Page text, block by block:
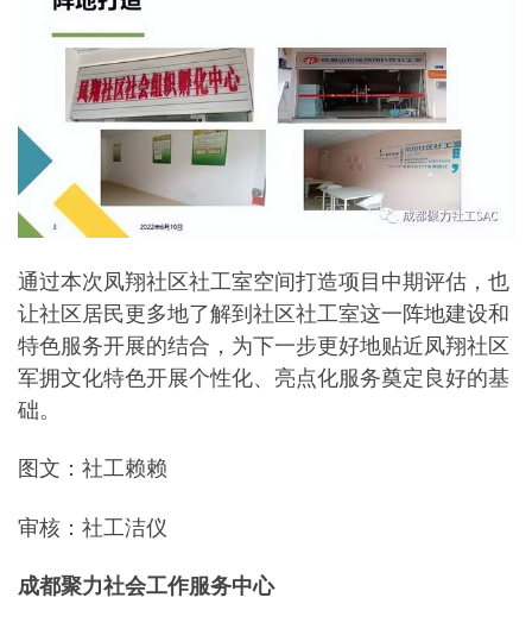
通过本次凤翔社区社工室空间打造项目中期评估，也
让社区居民更多地了解到社区社工室这一阵地建设和
特色服务开展的结合，为下一步更好地贴近凤翔社区
军拥文化特色开展个性化、亮点化服务奠定良好的基
础。
图文：社工赖赖
审核：社工洁仪
成都聚力社会工作服务中心